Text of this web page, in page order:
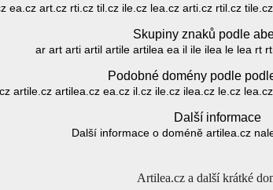
ea.cz art.cz rti.cz til.cz ile.cz lea.cz arti.cz rtil.cz
Skupiny znaků podle
ar art arti artil artile artilea ea il ile ilea le lea rt
Podobné domény podle
artile.cz artilea.cz ea.cz il.cz ile.cz ilea.cz le.cz
Další informace
Další informace o doméně artilea.cz
Artilea.cz a další krátké